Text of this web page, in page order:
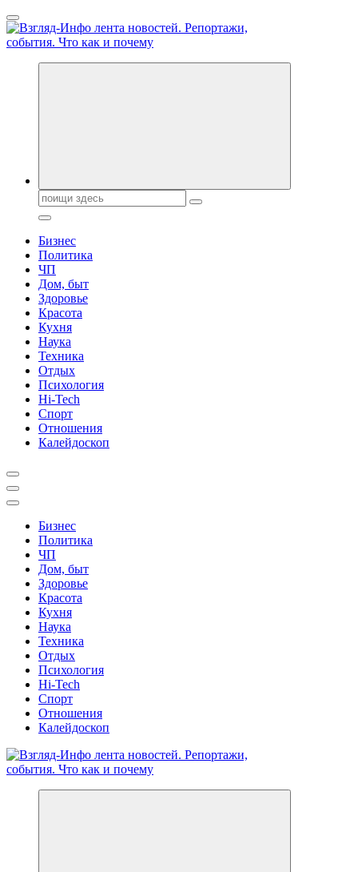
Перейти
к
содержанию
Обо всем и обо всех, что зачем и почему. Новости политики,
Поиск:
Бизнес
Политика
ЧП
Дом, быт
Здоровье
Красота
Кухня
Наука
Техника
Отдых
Психология
Hi-Tech
Спорт
Отношения
Калейдоскоп
Бизнес
Политика
ЧП
Дом, быт
Здоровье
Красота
Кухня
Наука
Техника
Отдых
Психология
Hi-Tech
Спорт
Отношения
Калейдоскоп
Обо всем и обо всех, что зачем и почему. Новости политики,